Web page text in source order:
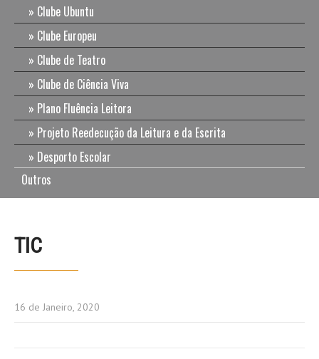
Clube Ubuntu
Clube Europeu
Clube de Teatro
Clube de Ciência Viva
Plano Fluência Leitora
Projeto Reedecução da Leitura e da Escrita
Desporto Escolar
Outros
TIC
16 de Janeiro, 2020